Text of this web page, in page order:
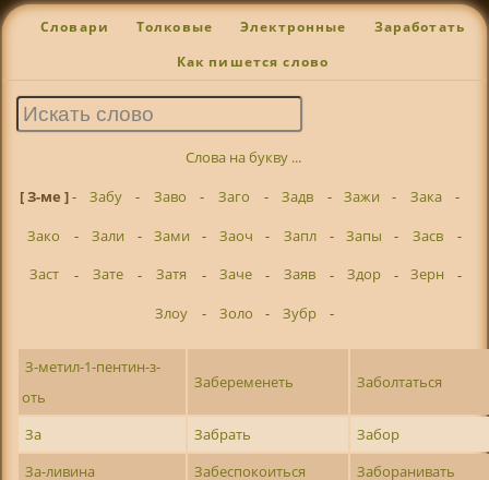
Словари Толковые Электронные Заработать
Как пишется слово
Слова на букву ...
[ З-ме ]- Забу - Заво - Заго - Задв - Зажи - Зака
-
Зако
- Зали - Зами - Заоч - Запл - Запы - Засв
-
Заст
- Зате - Затя - Заче - Заяв - Здор - Зерн
-
Злоу
- Золо - Зубр -
З-метил-1-пентин-з-
оть
Забеременеть Заболтаться
За Забрать
Забор
За-ливина
Забеспокоиться
Заборанивать